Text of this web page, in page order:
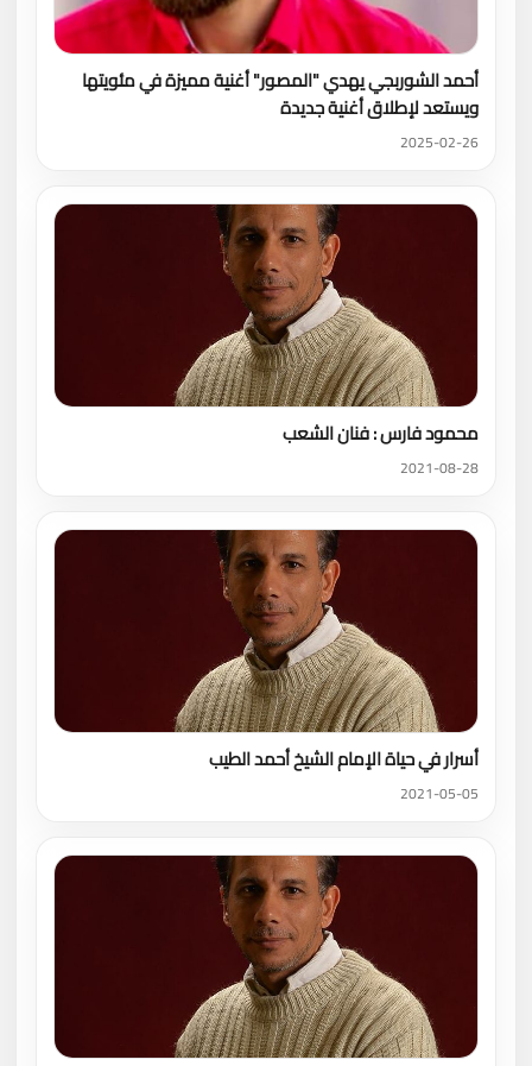
أحمد الشوربجي يهدي "المصور" أغنية مميزة في مئويتها
ويستعد لإطلاق أغنية جديدة
2025-02-26
محمود فارس : فنان الشعب
2021-08-28
أسرار في حياة الإمام الشيخ أحمد الطيب
2021-05-05